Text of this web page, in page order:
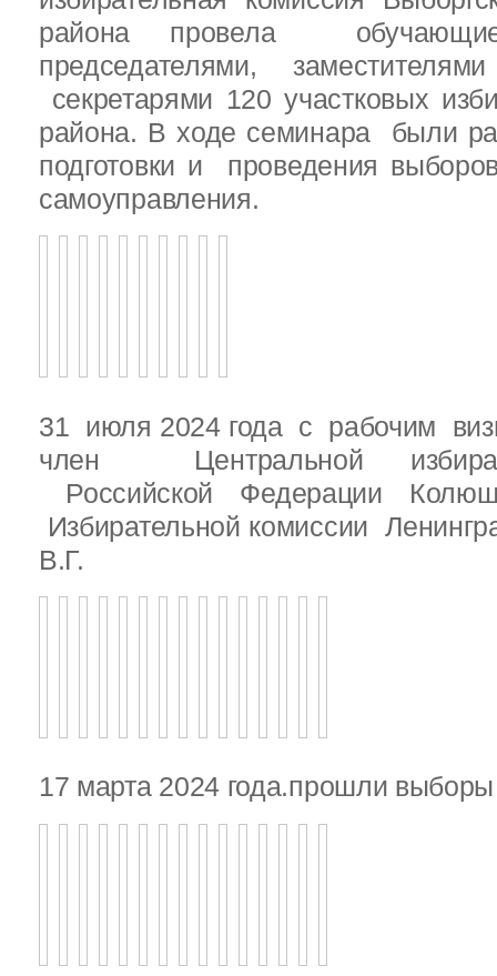
района провела
председателями,
секретарями 120 участковых
района. В ходе семинара были
подготовки и проведения
самоуправления.
31 июля 2024 года с рабочим
член Центральной
Российской Федерации
Избирательной комиссии
В.Г.
17 марта 2024 года.прошли